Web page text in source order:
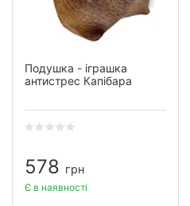
Подушка - іграшка
антистрес Капібара
578 грн
Є в наявності